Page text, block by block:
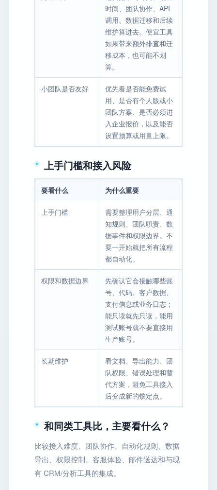
时间、团队协作、API
调用、数据迁移和后续
维护算进去。便宜工具
如果带来额外排查和迁
移成本，也可能不划
算。
小团队是否友好
优先看是否能免费试
用、是否有个人版或小
团队方案、是否必须进
入企业报价，以及能否
设置预算或用量上限。
上手门槛和接入风险
要看什么 为什么重要
上手门槛
需要整理用户分层、通
知规则、团队职责、数
据事件和权限边界。不
要一开始就把所有流程
都自动化。
权限和数据边界
先确认它会接触哪些账
号、代码、客户数据、
支付信息或业务日志；
能只读就先只读，能用
测试账号就不要直接用
生产账号。
长期维护
看文档、导出能力、团
队权限、错误处理和替
代方案，避免工具接入
后变成新的锁定点。
和同类工具比，主要看什么？
比较接入难度、团队协作、自动化规则、数据
导出、权限控制、客服体验、邮件送达和与现
有 CRM/分析工具的集成。